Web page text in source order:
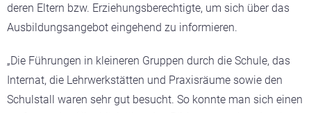
deren Eltern bzw. Erziehungsberechtigte, um sich über das
Ausbildungsangebot eingehend zu informieren.
„Die Führungen in kleineren Gruppen durch die Schule, das
Internat, die Lehrwerkstätten und Praxisräume sowie den
Schulstall waren sehr gut besucht. So konnte man sich einen